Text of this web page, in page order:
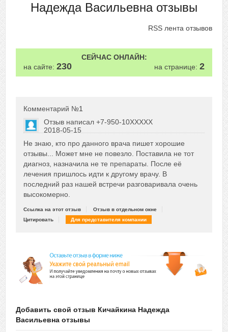
Надежда Васильевна отзывы
RSS лента отзывов
СЕЙЧАС ОНЛАЙН:
на сайте: 230 на странице: 2
Комментарий №1
Отзыв написал +7-950-10XXXXX
2018-05-15
0
Сказать друзьям об отзыве
Не знаю, кто про данного врача пишет хорошие
отзывы... Может мне не повезло. Поставила не тот
диагноз, назначила не те препараты. После её
лечения пришлось идти к другому врачу. В
последний раз нашей встречи разговаривала очень
высокомерно.
Ссылка на этот отзыв
Отзыв в отдельном окне
Цитировать
Для представителя компании
Добавить свой отзыв Кичайкина Надежда
Васильевна отзывы